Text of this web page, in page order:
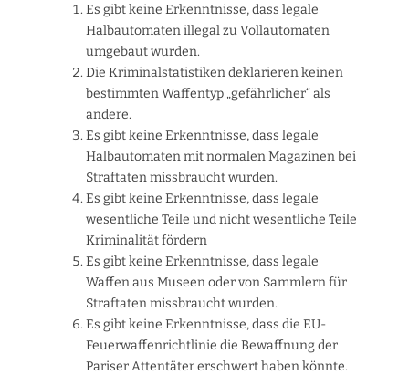
Es gibt keine Erkenntnisse, dass legale
Halbautomaten illegal zu Vollautomaten
umgebaut wurden.
Die Kriminalstatistiken deklarieren keinen
bestimmten Waffentyp „gefährlicher“ als
andere.
Es gibt keine Erkenntnisse, dass legale
Halbautomaten mit normalen Magazinen bei
Straftaten missbraucht wurden.
Es gibt keine Erkenntnisse, dass legale
wesentliche Teile und nicht wesentliche Teile
Kriminalität fördern
Es gibt keine Erkenntnisse, dass legale
Waffen aus Museen oder von Sammlern für
Straftaten missbraucht wurden.
Es gibt keine Erkenntnisse, dass die EU-
Feuerwaffenrichtlinie die Bewaffnung der
Pariser Attentäter erschwert haben könnte.